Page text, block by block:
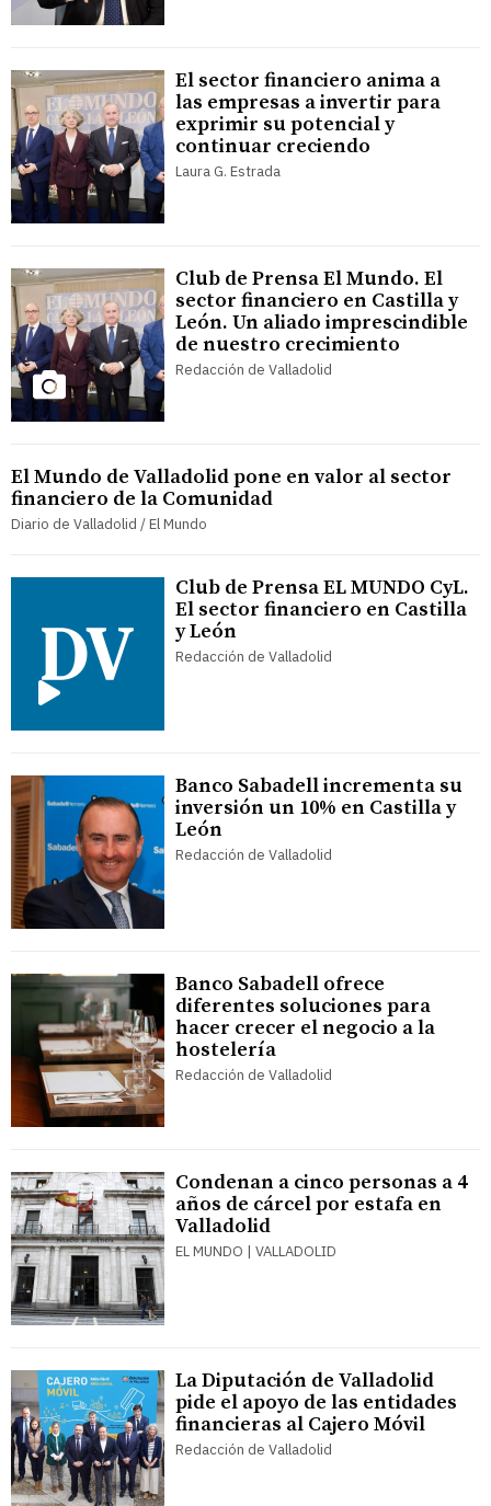
El sector financiero anima a
las empresas a invertir para
exprimir su potencial y
continuar creciendo
Laura G. Estrada
Club de Prensa El Mundo. El
sector financiero en Castilla y
León. Un aliado imprescindible
de nuestro crecimiento
Redacción de Valladolid
El Mundo de Valladolid pone en valor al sector
financiero de la Comunidad
Diario de Valladolid / El Mundo
Club de Prensa EL MUNDO CyL.
El sector financiero en Castilla
y León
Redacción de Valladolid
Banco Sabadell incrementa su
inversión un 10% en Castilla y
León
Redacción de Valladolid
Banco Sabadell ofrece
diferentes soluciones para
hacer crecer el negocio a la
hostelería
Redacción de Valladolid
Condenan a cinco personas a 4
años de cárcel por estafa en
Valladolid
EL MUNDO | VALLADOLID
La Diputación de Valladolid
pide el apoyo de las entidades
financieras al Cajero Móvil
Redacción de Valladolid